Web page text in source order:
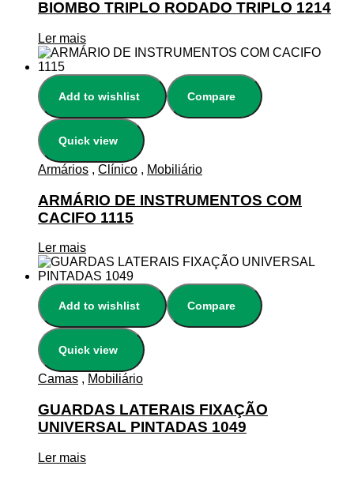
BIOMBO TRIPLO RODADO TRIPLO 1214
Ler mais
Add to wishlist Compare
Quick view
Armários , Clínico , Mobiliário
ARMÁRIO DE INSTRUMENTOS COM
CACIFO 1115
Ler mais
Add to wishlist Compare
Quick view
Camas , Mobiliário
GUARDAS LATERAIS FIXAÇÃO
UNIVERSAL PINTADAS 1049
Ler mais